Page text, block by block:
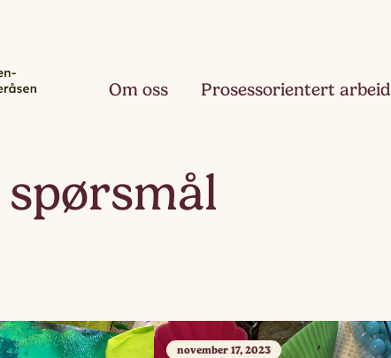
Om oss Prosessorientert arbeid
spørsmål
november 17, 2023